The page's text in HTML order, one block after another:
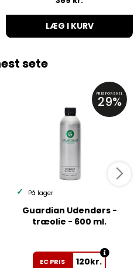
LÆG I KURV
sete
PRISFORSKEL
29%
På lager
Guardian Udendørs -
træolie - 600 ml.
EC PRIS 120kr.